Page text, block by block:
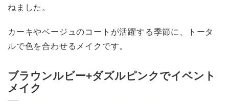
ねました。
カーキやベージュのコートが活躍する季節に、トータ
ルで色を合わせるメイクです。
ブラウンルビー+ダズルピンクでイベント
メイク